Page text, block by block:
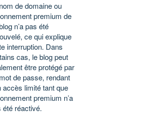
de domaine ou
premium de
n’a pas été
ce qui explique
interruption. Dans
cas, le blog peut
être protégé par
de passe, rendant
accès limité tant que
premium n’a
été réactivé.